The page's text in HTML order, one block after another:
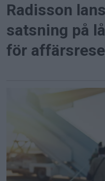
Radisson
satsning på
för